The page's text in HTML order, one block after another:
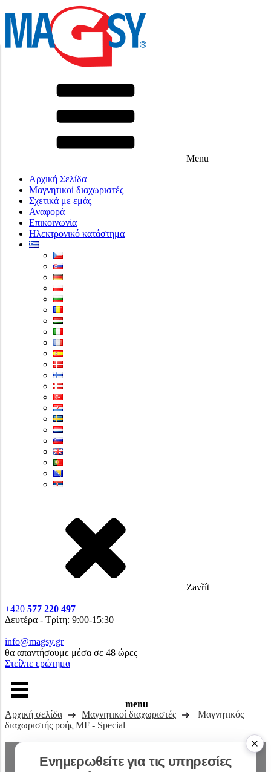
Menu
Αρχική Σελίδα
Μαγνητικοί διαχωριστές
Σχετικά με εμάς
Αναφορά
Επικοινωνία
Ηλεκτρονικό κατάστημα
Zavřít
+420 577 220 497
Δευτέρα - Τρίτη: 9:00-15:30
info@magsy.gr
θα απαντήσουμε μέσα σε 48 ώρες
Στείλτε ερώτημα
menu
Αρχική σελίδα
Μαγνητικοί διαχωριστές
Μαγνητικός
διαχωριστής ροής MF - Special
Ενημερωθείτε για τις υπηρεσίες